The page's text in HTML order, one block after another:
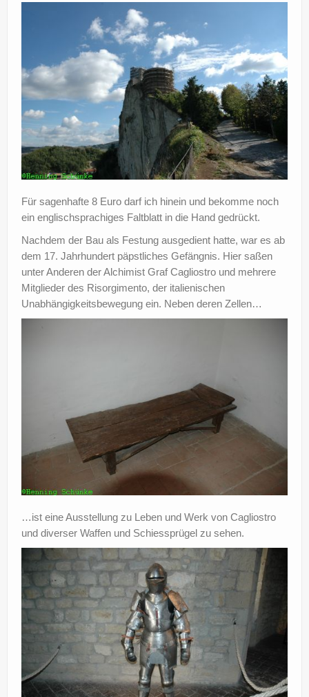
Für sagenhafte 8 Euro darf ich hinein und bekomme noch
ein englischsprachiges Faltblatt in die Hand gedrückt.
Nachdem der Bau als Festung ausgedient hatte, war es ab
dem 17. Jahrhundert päpstliches Gefängnis. Hier saßen
unter Anderen der Alchimist Graf Cagliostro und mehrere
Mitglieder des Risorgimento, der italienischen
Unabhängigkeitsbewegung ein. Neben deren Zellen…
…ist eine Ausstellung zu Leben und Werk von Cagliostro
und diverser Waffen und Schiessprügel zu sehen.